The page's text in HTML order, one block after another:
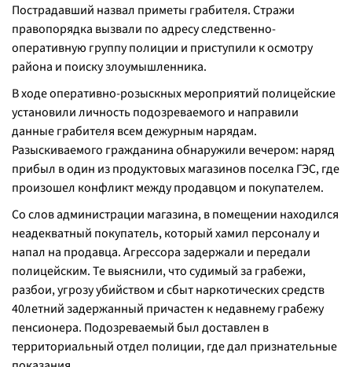
Пострадавший назвал приметы грабителя. Стражи
правопорядка вызвали по адресу следственно-
оперативную группу полиции и приступили к осмотру
района и поиску злоумышленника.
В ходе оперативно-розыскных мероприятий полицейские
установили личность подозреваемого и направили
данные грабителя всем дежурным нарядам.
Разыскиваемого гражданина обнаружили вечером: наряд
прибыл в один из продуктовых магазинов поселка ГЭС, где
произошел конфликт между продавцом и покупателем.
Со слов администрации магазина, в помещении находился
неадекватный покупатель, который хамил персоналу и
напал на продавца. Агрессора задержали и передали
полицейским. Те выяснили, что судимый за грабежи,
разбои, угрозу убийством и сбыт наркотических средств
40летний задержанный причастен к недавнему грабежу
пенсионера. Подозреваемый был доставлен в
территориальный отдел полиции, где дал признательные